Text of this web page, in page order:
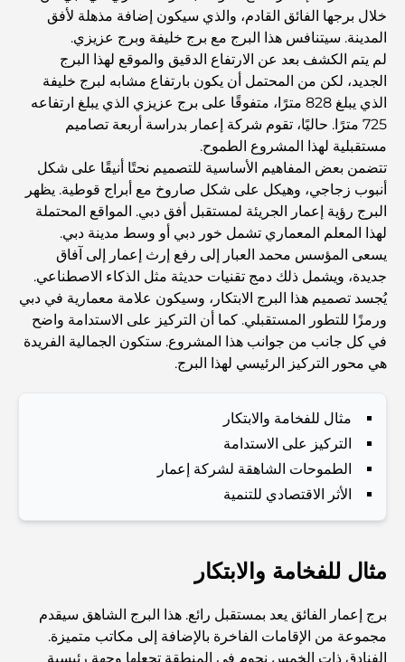
Abu Dhabi vs Dubai: A Practical Comparison for
Investors and Residents
Best Schools in Downtown Dubai: A Guide for
Families
أشياء يمكنك القيام بها في دبي خلال فصل الصيف: دليلك الأمثل
للتغلب على الحرارة
أفضل الهدايا الفاخرة للرجال: أفكار هدايا مميزة وخالدة
Best Hotels in Business Bay, Dubai: Your Ultimate
Guide
المدارس القريبة من نخلة جميرا: دليل شامل للعائلات
and a Smarter Metro Network
أفضل المقاهي في دبي بإطلالة خلابة: مزيج مثالي من المذاق
الرائع والمناظر الطبيعية الساحرة
دليل شامل لأندية شاطئ نخلة جميرا لعام 2026
خلال برجها الفائق القادم، والذي سيكون إضافة مذهلة لأفق
المدينة. سيتنافس هذا البرج مع برج خليفة وبرج عزيزي.
لم يتم الكشف بعد عن الارتفاع الدقيق والموقع لهذا البرج
الجديد، لكن من المحتمل أن يكون بارتفاع مشابه لبرج خليفة
الذي يبلغ 828 مترًا، متفوقًا على برج عزيزي الذي يبلغ ارتفاعه
725 مترًا. حاليًا، تقوم شركة إعمار بدراسة أربعة تصاميم
مستقبلية لهذا المشروع الطموح.
تتضمن بعض المفاهيم الأساسية للتصميم نحتًا أنيقًا على شكل
أنبوب زجاجي، وهيكل على شكل صاروخ مع أبراج قوطية. يظهر
البرج رؤية إعمار الجريئة لمستقبل أفق دبي. المواقع المحتملة
لهذا المعلم المعماري تشمل خور دبي أو وسط مدينة دبي.
يسعى المؤسس محمد العبار إلى رفع إرث إعمار إلى آفاق
جديدة، ويشمل ذلك دمج تقنيات حديثة مثل الذكاء الاصطناعي.
يُجسد تصميم هذا البرج الابتكار، وسيكون علامة معمارية في دبي
ورمزًا للتطور المستقبلي. كما أن التركيز على الاستدامة واضح
في كل جانب من جوانب هذا المشروع. ستكون الجمالية الفريدة
هي محور التركيز الرئيسي لهذا البرج.
مثال للفخامة والابتكار
التركيز على الاستدامة
الطموحات الشاهقة لشركة إعمار
الأثر الاقتصادي للتنمية
مثال للفخامة والابتكار
برج إعمار الفائق يعد بمستقبل رائع. هذا البرج الشاهق سيقدم
مجموعة من الإقامات الفاخرة بالإضافة إلى مكاتب متميزة.
الفنادق ذات الخمس نجوم في المنطقة تجعلها وجهة رئيسية